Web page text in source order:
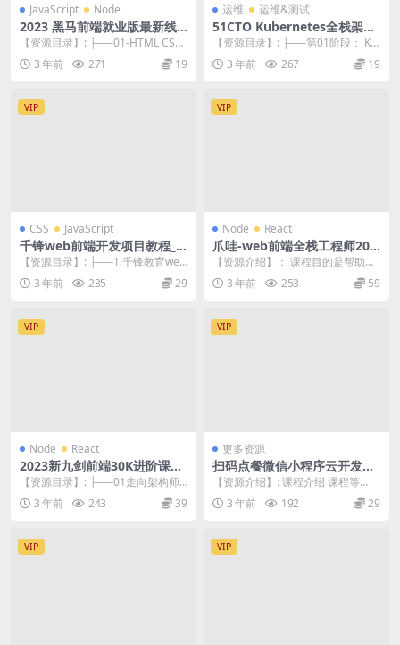
JavaScript Node
2023 黑马前端就业版最新线
下课程（8月版本）
【资源目录】: ├──01-HTML CSS
基础 | ├──day01-HTML...
3 年前 271 19
运维 运维&测试
51CTO Kubernetes全栈架构
师 K8s初级篇+中级篇+高级篇
【资源目录】: ├──第01阶段： K8
s全栈架构师课程介绍【2节课】| ├
──...3 年前 267 19
VIP
CSS JavaScript
千锋web前端开发项目教程_1
000集完全零基础入门HTML5
+CSS3+JS到精通（视频+资
料）
【资源目录】: ├──1.千锋教育web
前端基础入门教程，html5+css3
适...3 年前 235 29
VIP
Node React
爪哇-web前端全栈工程师202
3【资源介绍】： 课程目的是帮助学
员系统提升Web技术水平、进阶高
级Web工程师/...
3 年前 253 59
VIP
Node React
2023新九剑前端30K进阶课前
端全栈 进阶架构面试工作校招
训练营
【资源目录】: ├──01走向架构师
之路 | ├──第10节10 转型全栈
或...3 年前 243 39
VIP
更多资源
扫码点餐微信小程序云开发，
uniapp，vue，nodejs带后
台管理
【资源介绍】: 课程介绍 课程等
级：中高级 适用人群：想要学习云
开发以及小程序的...
3 年前 192 29
VIP VIP